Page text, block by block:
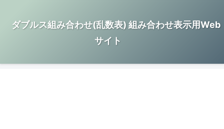
ダブルス組み合わせ(乱数表) 組み合わせ表示用Web
サイト